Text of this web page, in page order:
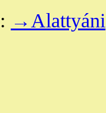
: →Alattyáni